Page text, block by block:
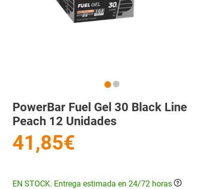
PowerBar Fuel Gel 30 Black Line
Peach 12 Unidades
41,85€
EN STOCK. Entrega estimada en 24/72 horas